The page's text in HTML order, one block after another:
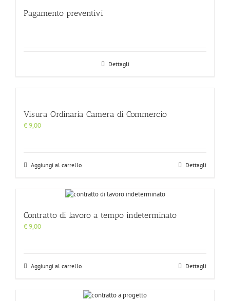
Pagamento preventivi
Dettagli
Visura Ordinaria Camera di Commercio
€9,00
Aggiungi al carrello Dettagli
Contratto di lavoro a tempo indeterminato
€9,00
Aggiungi al carrello Dettagli